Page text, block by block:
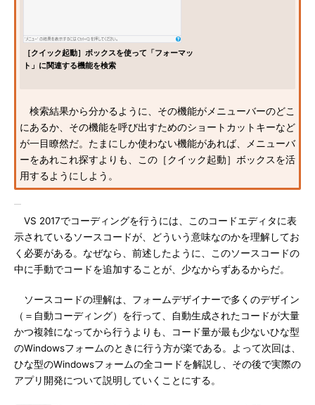
［クイック起動］ボックスを使って「フォーマッ
ト」に関連する機能を検索
検索結果から分かるように、その機能がメニューバーのどこ
にあるか、その機能を呼び出すためのショートカットキーなど
が一目瞭然だ。たまにしか使わない機能があれば、メニューバ
ーをあれこれ探すよりも、この［クイック起動］ボックスを活
用するようにしよう。
VS 2017でコーディングを行うには、このコードエディタに表
示されているソースコードが、どういう意味なのかを理解してお
く必要がある。なぜなら、前述したように、このソースコードの
中に手動でコードを追加することが、少なからずあるからだ。
ソースコードの理解は、フォームデザイナーで多くのデザイン
（＝自動コーディング）を行って、自動生成されたコードが大量
かつ複雑になってから行うよりも、コード量が最も少ないひな型
のWindowsフォームのときに行う方が楽である。よって次回は、
ひな型のWindowsフォームの全コードを解説し、その後で実際の
アプリ開発について説明していくことにする。